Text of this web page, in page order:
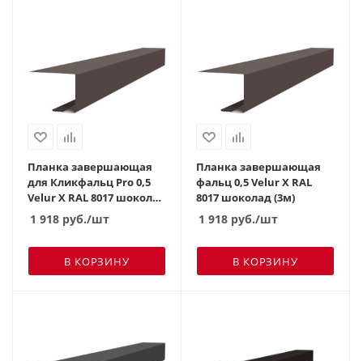
Планка завершающая
для Кликфальц Pro 0,5
Velur X RAL 8017 шоколад
(3м)
1 918 руб./шт
В КОРЗИНУ
Планка завершающая
фальц 0,5 Velur X RAL
8017 шоколад (3м)
1 918 руб./шт
В КОРЗИНУ